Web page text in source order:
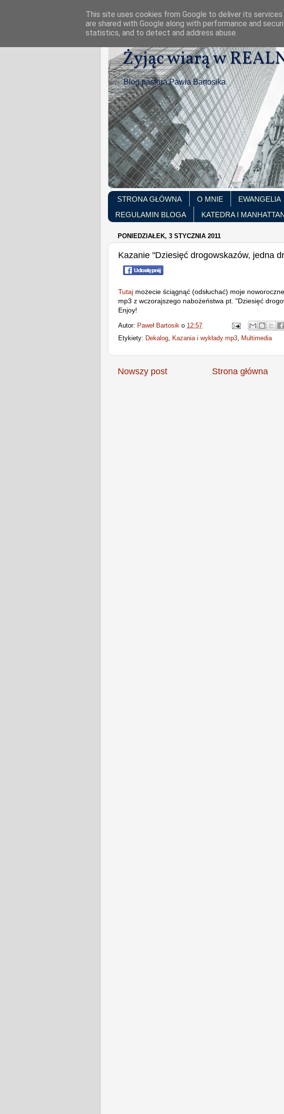
Żyjąc wiarą w
Blog pastora Pawła Bartosika
STRONA GŁÓWNA O MNIE EWANGELIA
REGULAMIN BLOGA
KATEDRA I
PONIEDZIAŁEK, 3 STYCZNIA 2011
Kazanie "Dziesięć drogowskazów, jedna
Tutaj możecie ściągnąć (odsłuchać) moje
mp3 z wczorajszego nabożeństwa pt. "Dziesięć
Enjoy!
Autor: Paweł Bartosik o 12:57
Etykiety: Dekalog, Kazania i wykłady mp3, Multimedia
Nowszy post Strona główna
This site uses cookies from Google to deliver its
are shared with Google along with performance and
statistics, and to detect and address abuse.